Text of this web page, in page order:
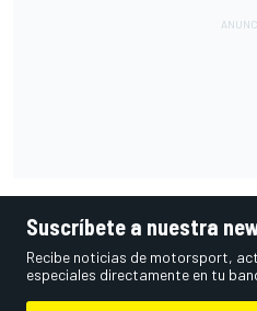
Suscríbete a nuestra
Recibe noticias de motorsport,
especiales directamente en tu